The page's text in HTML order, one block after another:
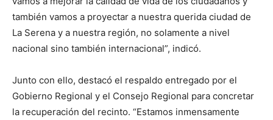
también vamos a proyectar a nuestra querida ciudad de
La Serena y a nuestra región, no solamente a nivel
nacional sino también internacional”, indicó.
Junto con ello, destacó el respaldo entregado por el
Gobierno Regional y el Consejo Regional para concretar
la recuperación del recinto. “Estamos inmensamente